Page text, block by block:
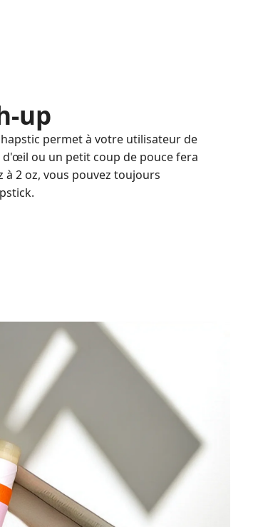
up
permet à votre utilisateur de
ou un petit coup de pouce fera
à 2 oz, vous pouvez toujours